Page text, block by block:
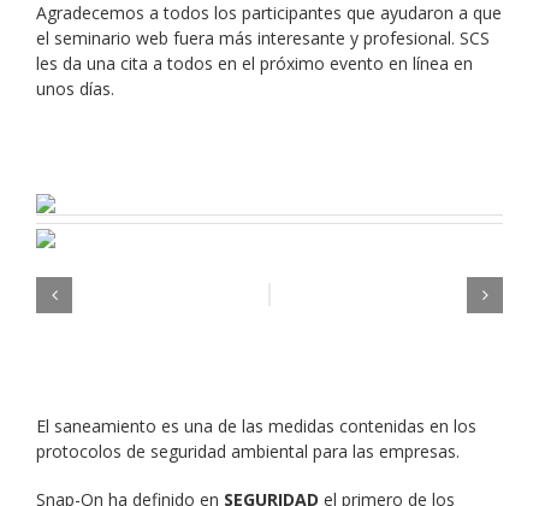
Agradecemos a todos los participantes que ayudaron a que
el seminario web fuera más interesante y profesional. SCS
les da una cita a todos en el próximo evento en línea en
unos días.
El saneamiento es una de las medidas contenidas en los
protocolos de seguridad ambiental para las empresas.
Snap-On ha definido en SEGURIDAD el primero de los